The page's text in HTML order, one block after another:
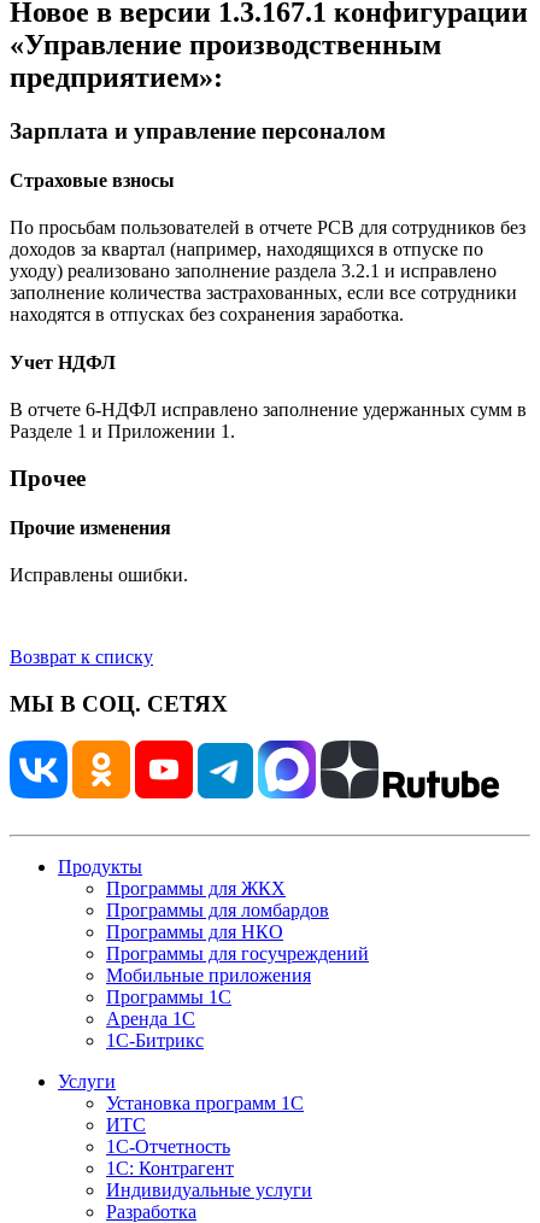
Новое в версии 1.3.167.1 конфигурации
«Управление производственным
предприятием»:
Зарплата и управление персоналом
Страховые взносы
По просьбам пользователей в отчете РСВ для сотрудников без
доходов за квартал (например, находящихся в отпуске по
уходу) реализовано заполнение раздела 3.2.1 и исправлено
заполнение количества застрахованных, если все сотрудники
находятся в отпусках без сохранения заработка.
Учет НДФЛ
В отчете 6-НДФЛ исправлено заполнение удержанных сумм в
Разделе 1 и Приложении 1.
Прочее
Прочие изменения
Исправлены ошибки.
Возврат к списку
МЫ В СОЦ. СЕТЯХ
Продукты
Программы для ЖКХ
Программы для ломбардов
Программы для НКО
Программы для госучреждений
Мобильные приложения
Программы 1С
Аренда 1С
1С-Битрикс
Услуги
Установка программ 1С
ИТС
1С-Отчетность
1С: Контрагент
Индивидуальные услуги
Разработка